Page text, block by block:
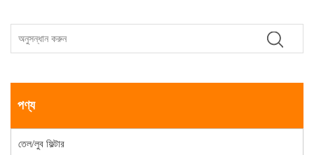
পণ্য
তেল/লুব ফিল্টার